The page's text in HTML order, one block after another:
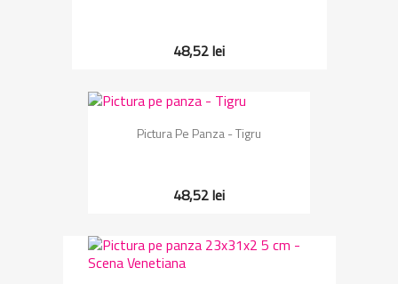
48,52 lei
Pictura Pe Panza - Tigru
48,52 lei